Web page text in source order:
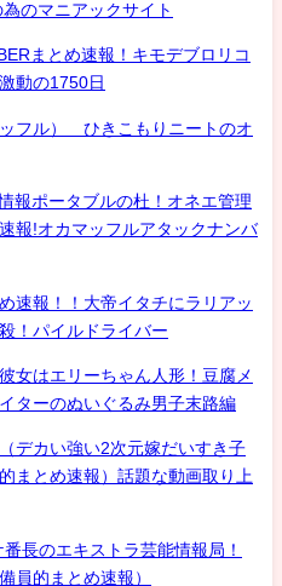
のマニアックサイト
まとめ速報！キモデブロリコ
動の1750日
フル） ひきこもりニートのオ
報ポータブルの杜！オネエ管理
報!オカマッフルアタックナンバ
速報！！大帝イタチにラリアッ
！パイルドライバー
女はエリーちゃん人形！豆腐メ
ターのぬいぐるみ男子末路編
デカい強い2次元嫁だいすき子
まとめ速報）話題な動画取り上
長のエキストラ芸能情報局！
員的まとめ速報）